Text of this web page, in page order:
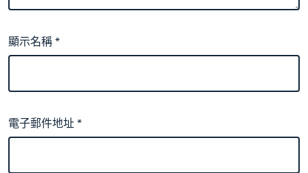
顯示名稱*
電子郵件地址*